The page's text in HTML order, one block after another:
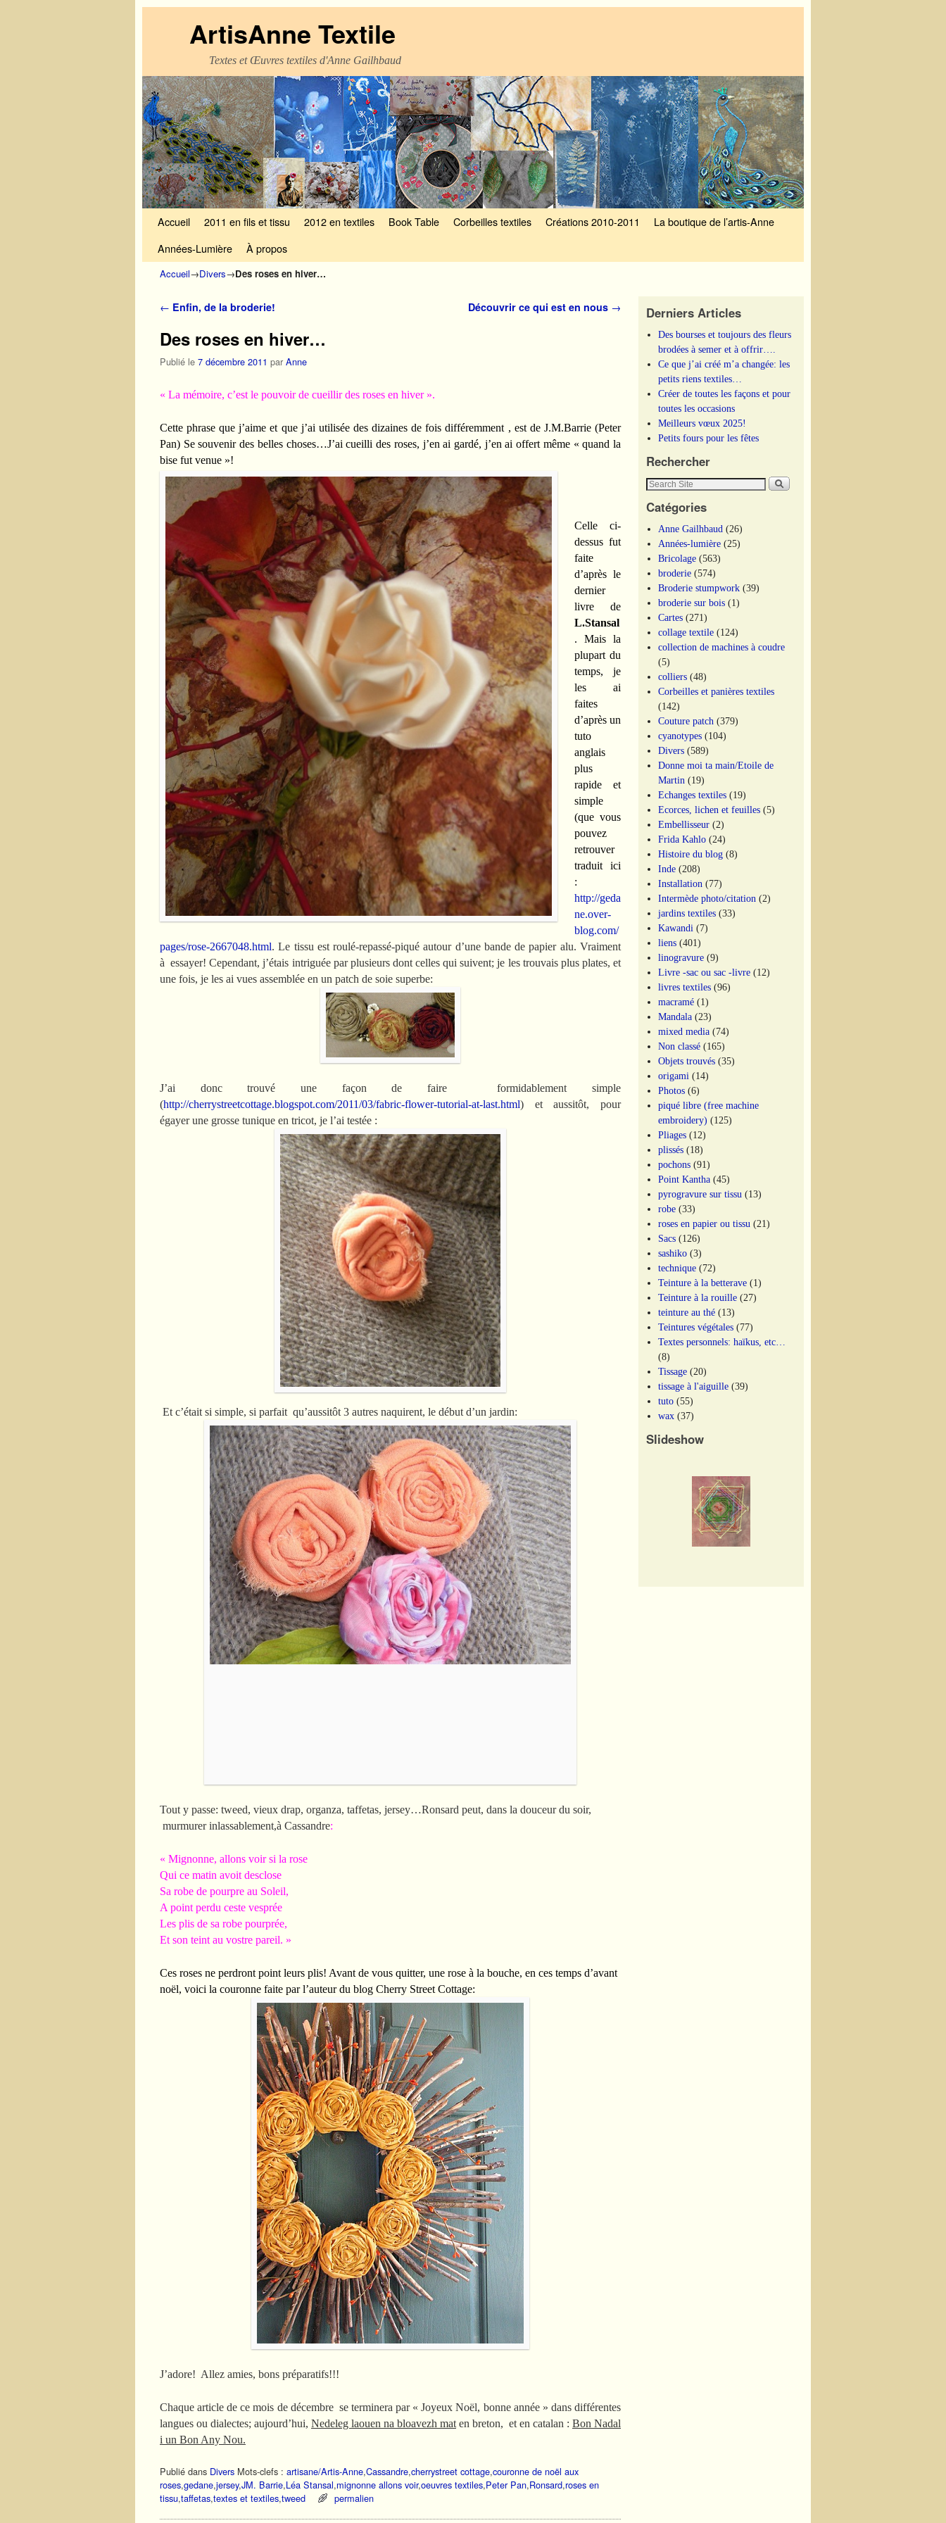
ArtisAnne Textile
Textes et Œuvres textiles d'Anne Gailhbaud
Accueil 2011 en fils et tissu 2012 en textiles Book Table Corbeilles textiles Créations 2010-2011
La boutique de l’artis-Anne
Années-Lumière
À propos
Accueil→Divers→Des roses en hiver…
Navigation des articles
← Enfin, de la broderie! Découvrir ce qui est en nous →
Des roses en hiver…
Publié le 7 décembre 2011 par Anne
« La mémoire, c’est le pouvoir de cueillir des roses en hiver ».
Cette phrase que j’aime et que j’ai utilisée des dizaines de fois différemment , est de J.M.Barrie (Peter
Pan) Se souvenir des belles choses…J’ai cueilli des roses, j’en ai gardé, j’en ai offert même « quand la
bise fut venue »!
Celle ci-
dessus fut
faite
d’après le
dernier
livre de
L.Stansal
. Mais la
plupart du
temps, je
les ai
faites
d’après un
tuto
anglais
plus
rapide et
simple
(que vous
pouvez
retrouver
traduit ici
:
http://geda
ne.over-
blog.com/
pages/rose-2667048.html. Le tissu est roulé-repassé-piqué autour d’une bande de papier alu. Vraiment
à essayer! Cependant, j’étais intriguée par plusieurs dont celles qui suivent; je les trouvais plus plates, et
une fois, je les ai vues assemblée en un patch de soie superbe:
J’ai donc trouvé une façon de faire formidablement simple
(http://cherrystreetcottage.blogspot.com/2011/03/fabric-flower-tutorial-at-last.html) et aussitôt, pour
égayer une grosse tunique en tricot, je l’ai testée :
Et c’était si simple, si parfait qu’aussitôt 3 autres naquirent, le début d’un jardin:
Tout y passe: tweed, vieux drap, organza, taffetas, jersey…Ronsard peut, dans la douceur du soir,
murmurer inlassablement,à Cassandre:
« Mignonne, allons voir si la rose
Qui ce matin avoit desclose
Sa robe de pourpre au Soleil,
A point perdu ceste vesprée
Les plis de sa robe pourprée,
Et son teint au vostre pareil. »
Ces roses ne perdront point leurs plis! Avant de vous quitter, une rose à la bouche, en ces temps d’avant
noël, voici la couronne faite par l’auteur du blog Cherry Street Cottage:
J’adore! Allez amies, bons préparatifs!!!
Chaque article de ce mois de décembre se terminera par « Joyeux Noël, bonne année » dans différentes
langues ou dialectes; aujourd’hui, Nedeleg laouen na bloavezh mat en breton, et en catalan : Bon Nadal
i un Bon Any Nou.
Publié dans Divers Mots-clefs : artisane/Artis-Anne,Cassandre,cherrystreet cottage,couronne de noël aux
roses,gedane,jersey,JM. Barrie,Léa Stansal,mignonne allons voir,oeuvres textiles,Peter Pan,Ronsard,roses en
tissu,taffetas,textes et textiles,tweed permalien
Derniers Articles
Des bourses et toujours des fleurs
brodées à semer et à offrir….
Ce que j’ai créé m’a changée: les
petits riens textiles…
Créer de toutes les façons et pour
toutes les occasions
Meilleurs vœux 2025!
Petits fours pour les fêtes
Rechercher
Catégories
Anne Gailhbaud (26)
Années-lumière (25)
Bricolage (563)
broderie (574)
Broderie stumpwork (39)
broderie sur bois (1)
Cartes (271)
collage textile (124)
collection de machines à coudre
(5)
colliers (48)
Corbeilles et panières textiles
(142)
Couture patch (379)
cyanotypes (104)
Divers (589)
Donne moi ta main/Etoile de
Martin (19)
Echanges textiles (19)
Ecorces, lichen et feuilles (5)
Embellisseur (2)
Frida Kahlo (24)
Histoire du blog (8)
Inde (208)
Installation (77)
Intermède photo/citation (2)
jardins textiles (33)
Kawandi (7)
liens (401)
linogravure (9)
Livre -sac ou sac -livre (12)
livres textiles (96)
macramé (1)
Mandala (23)
mixed media (74)
Non classé (165)
Objets trouvés (35)
origami (14)
Photos (6)
piqué libre (free machine
embroidery) (125)
Pliages (12)
plissés (18)
pochons (91)
Point Kantha (45)
pyrogravure sur tissu (13)
robe (33)
roses en papier ou tissu (21)
Sacs (126)
sashiko (3)
technique (72)
Teinture à la betterave (1)
Teinture à la rouille (27)
teinture au thé (13)
Teintures végétales (77)
Textes personnels: haïkus, etc…
(8)
Tissage (20)
tissage à l'aiguille (39)
tuto (55)
wax (37)
Slideshow